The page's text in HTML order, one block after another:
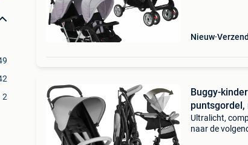
2
Nieuw
Buggy-
puntsgordel,
Ultralicht,
naar de